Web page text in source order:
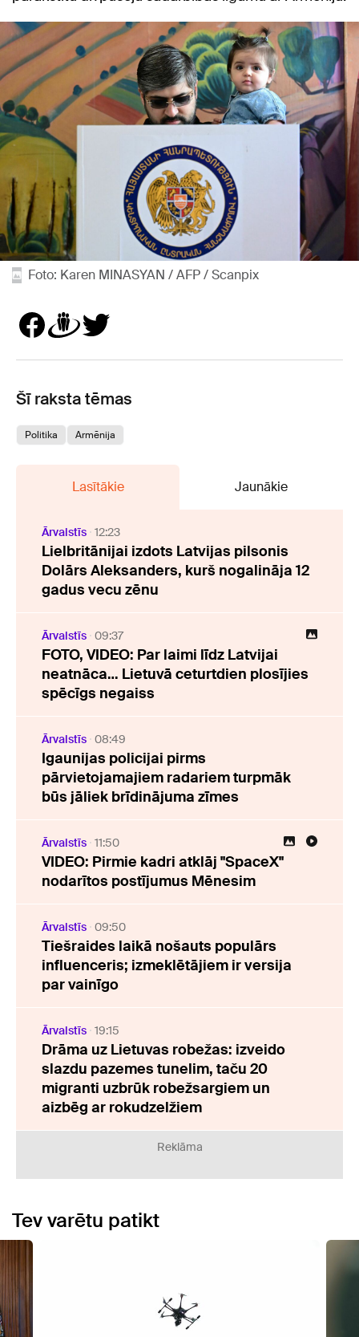
Foto: Karen MINASYAN / AFP / Scanpix
Šī raksta tēmas
Politika Armēnija
Lasītākie Jaunākie
Ārvalstīs 12:23
Lielbritānijai izdots Latvijas pilsonis
Dolārs Aleksanders, kurš nogalināja 12
gadus vecu zēnu
Ārvalstīs 09:37
FOTO, VIDEO: Par laimi līdz Latvijai
neatnāca… Lietuvā ceturtdien plosījies
spēcīgs negaiss
Ārvalstīs 08:49
Igaunijas policijai pirms
pārvietojamajiem radariem turpmāk
būs jāliek brīdinājuma zīmes
Ārvalstīs 11:50
VIDEO: Pirmie kadri atklāj "SpaceX"
nodarītos postījumus Mēnesim
Ārvalstīs 09:50
Tiešraides laikā nošauts populārs
influenceris; izmeklētājiem ir versija
par vainīgo
Ārvalstīs 19:15
Drāma uz Lietuvas robežas: izveido
slazdu pazemes tunelim, taču 20
migranti uzbrūk robežsargiem un
aizbēg ar rokudzelžiem
Reklāma
Tev varētu patikt